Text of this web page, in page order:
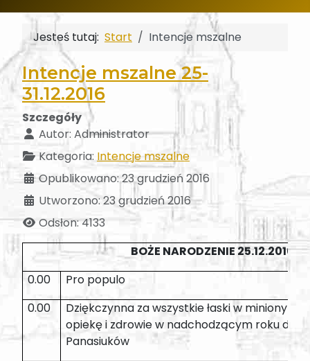
Jesteś tutaj: Start Intencje mszalne
Intencje mszalne 25-
31.12.2016
Szczegóły
Autor: Administrator
Kategoria: Intencje mszalne
Opublikowano: 23 grudzień 2016
Utworzono: 23 grudzień 2016
Odsłon: 4133
BOŻE NARODZENIE 25.12.2016
0.00
Pro populo
0.00
Dziękczynna za wszystkie łaski w minionym
opiekę i zdrowie w nadchodzącym roku dla
Panasiuków